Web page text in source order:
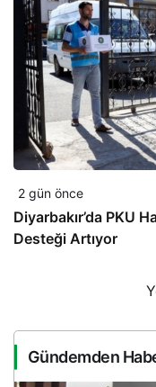
2 gün önce
Diyarbakır’da PKU
Desteği Artıyor
Gündemden